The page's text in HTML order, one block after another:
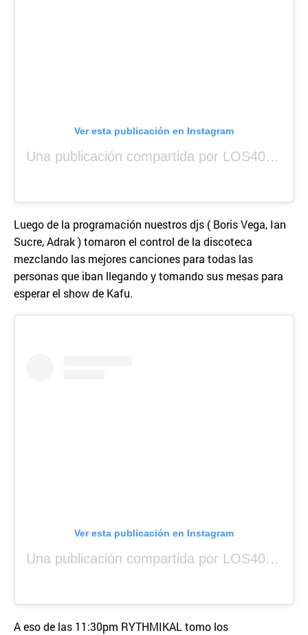
Ver esta publicación en Instagram
Una publicación compartida por LOS40 Panamá (@los40panama)
Luego de la programación nuestros djs ( Boris Vega, Ian
Sucre, Adrak ) tomaron el control de la discoteca
mezclando las mejores canciones para todas las
personas que iban llegando y tomando sus mesas para
esperar el show de Kafu.
Ver esta publicación en Instagram
Una publicación compartida por LOS40 Panamá (@los40panama)
A eso de las 11:30pm RYTHMIKAL tomo los